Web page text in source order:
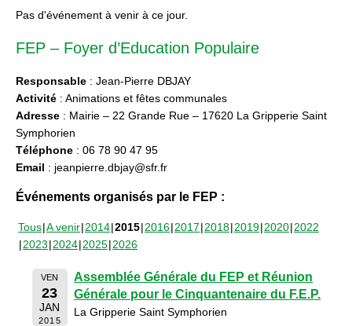
Pas d'événement à venir à ce jour.
FEP – Foyer d’Education Populaire
Responsable : Jean-Pierre DBJAY
Activité : Animations et fêtes communales
Adresse : Mairie – 22 Grande Rue – 17620 La Gripperie Saint
Symphorien
Téléphone : 06 78 90 47 95
Email : jeanpierre.dbjay@sfr.fr
Événements organisés par le FEP :
Tous A venir 2014 2015 2016 2017 2018 2019 2020 2022
2023 2024 2025 2026
VEN
23
JAN
2015
Assemblée Générale du FEP et Réunion
Générale pour le Cinquantenaire du F.E.P.
La Gripperie Saint Symphorien